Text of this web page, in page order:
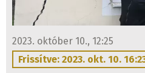
2023. október 10., 12:25
Frissítve: 2023. okt. 10.